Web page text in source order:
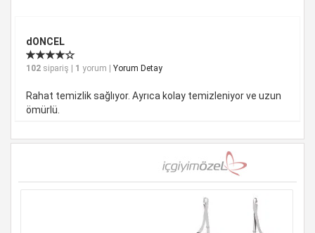
dONCEL
102 sipariş | 1 yorum | Yorum Detay
Rahat temizlik sağlıyor. Ayrıca kolay temizleniyor ve uzun
ömürlü.